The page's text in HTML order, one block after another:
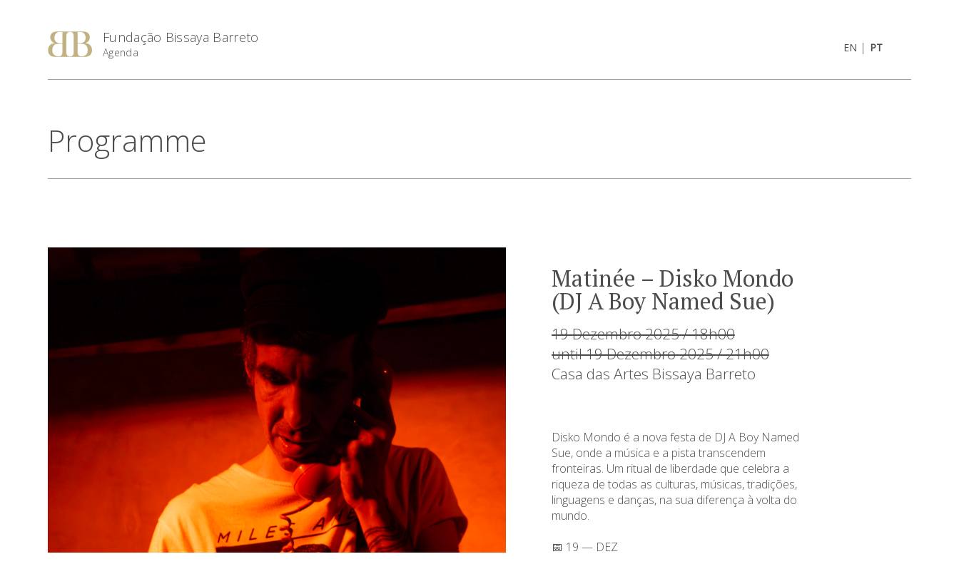
Fundação Bissaya Barreto
Agenda EN | PT
Programme
Matinée – Disko Mondo
(DJ A Boy Named Sue)
19 Dezembro 2025 / 18h00
until 19 Dezembro 2025 / 21h00
Casa das Artes Bissaya Barreto
Disko Mondo é a nova festa de DJ A Boy Named
Sue, onde a música e a pista transcendem
fronteiras. Um ritual de liberdade que celebra a
riqueza de todas as culturas, músicas, tradições,
linguagens e danças, na sua diferença à volta do
mundo.
📅 19 — DEZ